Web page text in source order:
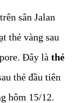
sân Jalan
thẻ vàng sau
Đây là thẻ
thẻ đầu tiên
hôm 15/12.